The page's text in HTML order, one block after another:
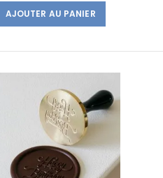
AJOUTER AU PANIER